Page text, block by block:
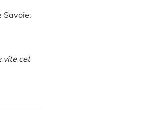
Savoie.
vite cet